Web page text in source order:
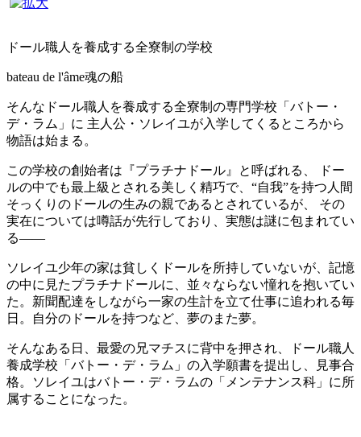
ドール職人を養成する全寮制の学校
bateau de l'âme魂の船
そんなドール職人を養成する全寮制の専門学校「バトー・
デ・ラム」に 主人公・ソレイユが入学してくるところから
物語は始まる。
この学校の創始者は 『プラチナドール』
と呼ばれる、 ドー
ルの中でも最上級とされる美しく精巧で、 “自我”を持つ人間
そっくりのドールの生みの親であるとされているが、 その
実在については噂話が先行しており、実態は謎に包まれてい
る――
ソレイユ少年の家は貧しくドールを所持していないが、記憶
の中に見たプラチナドールに、並々ならない憧れを抱いてい
た。新聞配達をしながら一家の生計を立て仕事に追われる毎
日。自分のドールを持つなど、夢のまた夢。
そんなある日、最愛の兄マチスに背中を押され、ドール職人
養成学校「バトー・デ・ラム」の入学願書を提出し、見事合
格。ソレイユはバトー・デ・ラムの「メンテナンス科」に所
属することになった。